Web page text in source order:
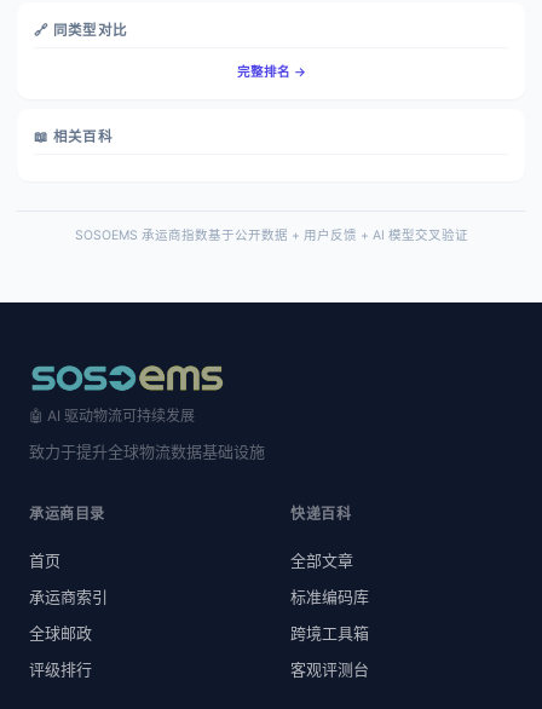
🔗 同类型对比
完整排名 →
📖 相关百科
SOSOEMS 承运商指数基于公开数据 + 用户反馈 + AI 模型交叉验证
🤖 AI 驱动物流可持续发展
致力于提升全球物流数据基础设施
承运商目录
首页
承运商索引
全球邮政
评级排行
快递百科
全部文章
标准编码库
跨境工具箱
客观评测台